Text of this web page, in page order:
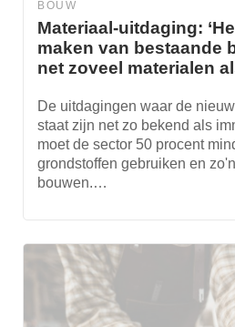
BOUW
Materiaal-uitdaging:
maken van bestaande
net zoveel materialen
De uitdagingen waar de
staat zijn net zo bekend als
moet de sector 50 procent
grondstoffen gebruiken en
bouwen.…